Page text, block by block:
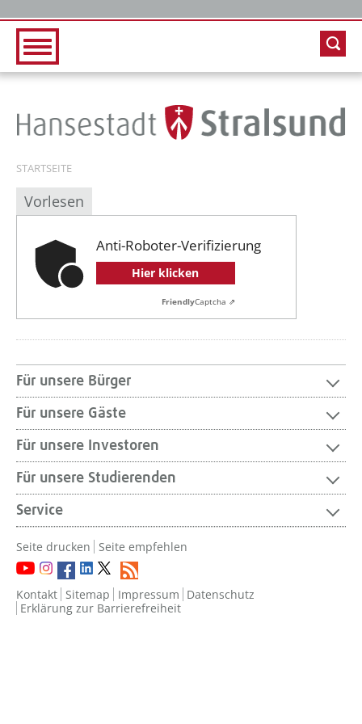
STARTSEITE
Vorlesen
Anti-Roboter-Verifizierung
Hier klicken
FriendlyCaptcha ⇗
Für unsere Bürger
Für unsere Gäste
Für unsere Investoren
Für unsere Studierenden
Service
Seite drucken Seite empfehlen
Kontakt Sitemap Impressum Datenschutz
Erklärung zur Barrierefreiheit